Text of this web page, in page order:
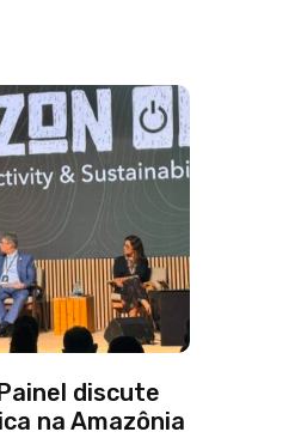
discute
na Amazônia